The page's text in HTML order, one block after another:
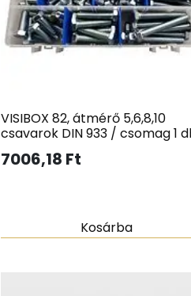
VISIBOX 82, átmérő 5,6,8,10
csavarok DIN 933 / csomag 1
7006,18 Ft
Kosárba